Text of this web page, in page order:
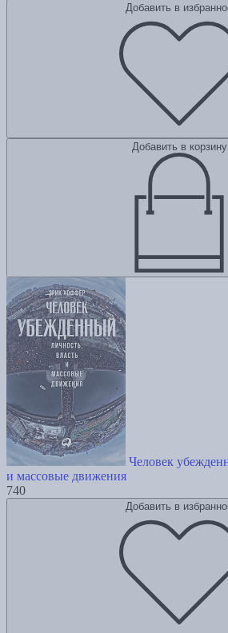
Добавить в
Добавить в корзину
Человек
и массовые движения
740
Добавить в